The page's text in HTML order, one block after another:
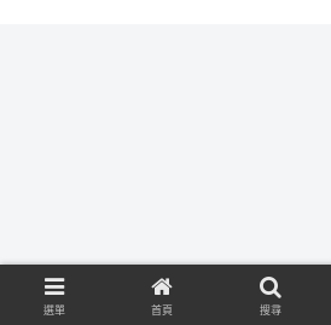
選單 首頁 搜尋